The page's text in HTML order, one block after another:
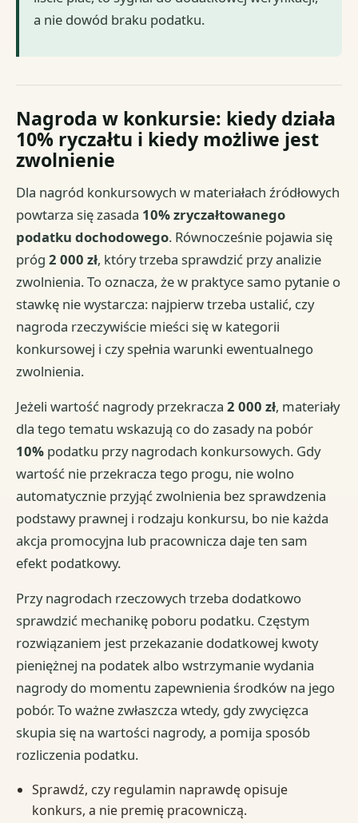
a nie dowód braku podatku.
Nagroda w konkursie: kiedy działa
10% ryczałtu i kiedy możliwe jest
zwolnienie
Dla nagród konkursowych w materiałach źródłowych
powtarza się zasada 10% zryczałtowanego
podatku dochodowego. Równocześnie pojawia się
próg2 000 zł, który trzeba sprawdzić przy analizie
zwolnienia. To oznacza, że w praktyce samo pytanie o
stawkę nie wystarcza: najpierw trzeba ustalić, czy
nagroda rzeczywiście mieści się w kategorii
konkursowej i czy spełnia warunki ewentualnego
zwolnienia.
Jeżeli wartość nagrody przekracza2 000 zł, materiały
dla tego tematu wskazują co do zasady na pobór
10% podatku przy nagrodach konkursowych. Gdy
wartość nie przekracza tego progu, nie wolno
automatycznie przyjąć zwolnienia bez sprawdzenia
podstawy prawnej i rodzaju konkursu, bo nie każda
akcja promocyjna lub pracownicza daje ten sam
efekt podatkowy.
Przy nagrodach rzeczowych trzeba dodatkowo
sprawdzić mechanikę poboru podatku. Częstym
rozwiązaniem jest przekazanie dodatkowej kwoty
pieniężnej na podatek albo wstrzymanie wydania
nagrody do momentu zapewnienia środków na jego
pobór. To ważne zwłaszcza wtedy, gdy zwycięzca
skupia się na wartości nagrody, a pomija sposób
rozliczenia podatku.
Sprawdź, czy regulamin naprawdę opisuje
konkurs, a nie premię pracowniczą.